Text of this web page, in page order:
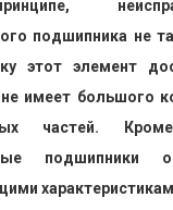
подшипника не
этот элемент
имеет большого
частей.
подшипники